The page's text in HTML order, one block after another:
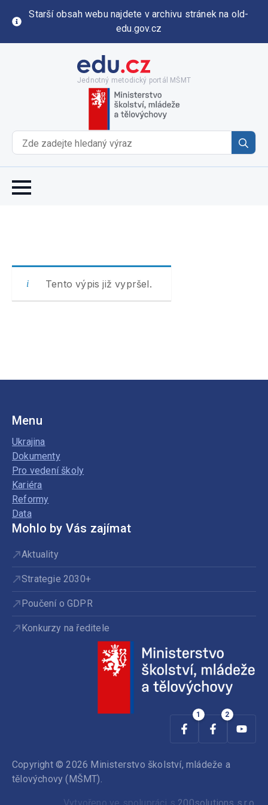
Starší obsah webu najdete v archivu stránek na old-
edu.gov.cz
Jednotný metodický portál MŠMT
for:
Tento výpis již vypršel.
Menu
Ukrajina
Dokumenty
Pro vedení školy
Kariéra
Reformy
Data
Mohlo by Vás zajímat
Aktuality
Strategie 2030+
Poučení o GDPR
Konkurzy na ředitele
Copyright © 2026 Ministerstvo školství, mládeže a
tělovýchovy (MŠMT).